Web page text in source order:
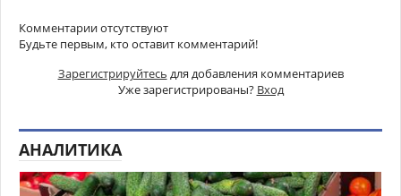
Комментарии отсутствуют
Будьте первым, кто оставит комментарий!
Зарегистрируйтесь для добавления комментариев
Уже зарегистрированы? Вход
АНАЛИТИКА